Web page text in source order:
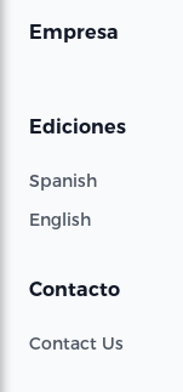
Empresa
Ediciones
Spanish
English
Contacto
Contact Us